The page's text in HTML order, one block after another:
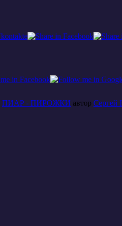
ПИАР - ПИРОЖКИ автор